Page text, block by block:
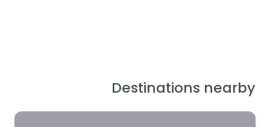
Destinations nearby